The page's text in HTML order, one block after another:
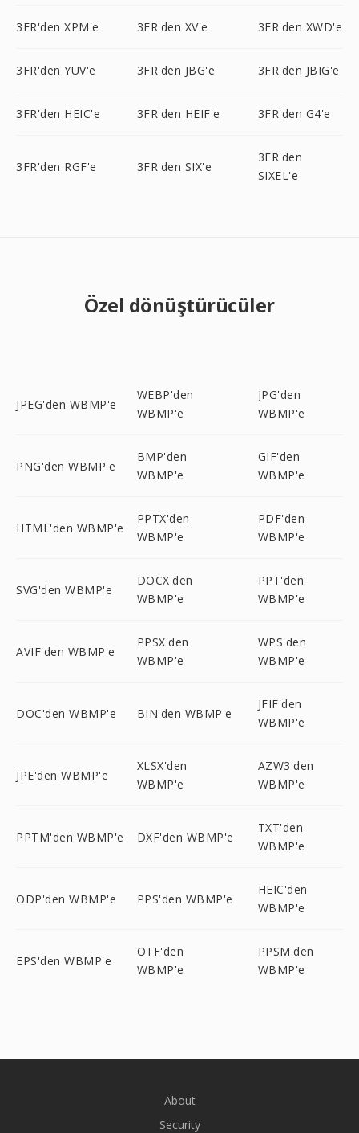
3FR'den XPM'e 3FR'den XV'e 3FR'den XWD'e
3FR'den YUV'e 3FR'den JBG'e 3FR'den JBIG'e
3FR'den HEIC'e 3FR'den HEIF'e 3FR'den G4'e
3FR'den RGF'e 3FR'den SIX'e
3FR'den
SIXEL'e
Özel dönüştürücüler
JPEG'den WBMP'e
WEBP'den
WBMP'e
JPG'den
WBMP'e
PNG'den WBMP'e
BMP'den
WBMP'e
GIF'den
WBMP'e
HTML'den WBMP'e
PPTX'den
WBMP'e
PDF'den
WBMP'e
SVG'den WBMP'e
DOCX'den
WBMP'e
PPT'den
WBMP'e
AVIF'den WBMP'e
PPSX'den
WBMP'e
WPS'den
WBMP'e
DOC'den WBMP'e BIN'den WBMP'e
JFIF'den
WBMP'e
JPE'den WBMP'e
XLSX'den
WBMP'e
AZW3'den
WBMP'e
PPTM'den WBMP'e DXF'den WBMP'e
TXT'den
WBMP'e
ODP'den WBMP'e PPS'den WBMP'e
HEIC'den
WBMP'e
EPS'den WBMP'e
OTF'den
WBMP'e
PPSM'den
WBMP'e
About
Security